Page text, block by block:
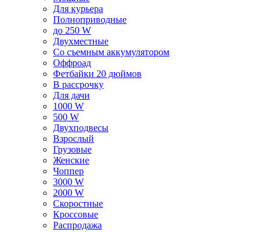
Для курьера
Полноприводные
до 250 W
Двухместные
Со съемным аккумулятором
Оффроад
Фетбайки 20 дюймов
В рассрочку
Для дачи
1000 W
500 W
Двухподвесы
Взрослый
Грузовые
Женские
Чоппер
3000 W
2000 W
Скоростные
Кроссовые
Распродажа